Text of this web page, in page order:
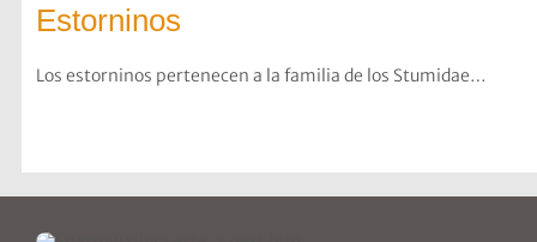
Estorninos
Los estorninos pertenecen a la familia de los Stumidae…